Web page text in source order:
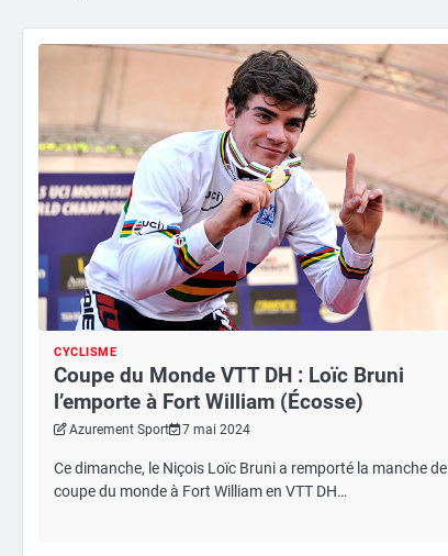
CYCLISME
Coupe du Monde VTT DH : Loïc Bruni
l’emporte à Fort William (Écosse)
Azurement Sport 7 mai 2024
Ce dimanche, le Niçois Loïc Bruni a remporté la manche de
coupe du monde à Fort William en VTT DH…